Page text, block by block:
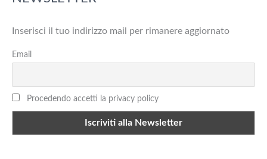
:
Inserisci il tuo indirizzo mail per rimanere aggiornato
Email
Procedendo accetti la privacy policy